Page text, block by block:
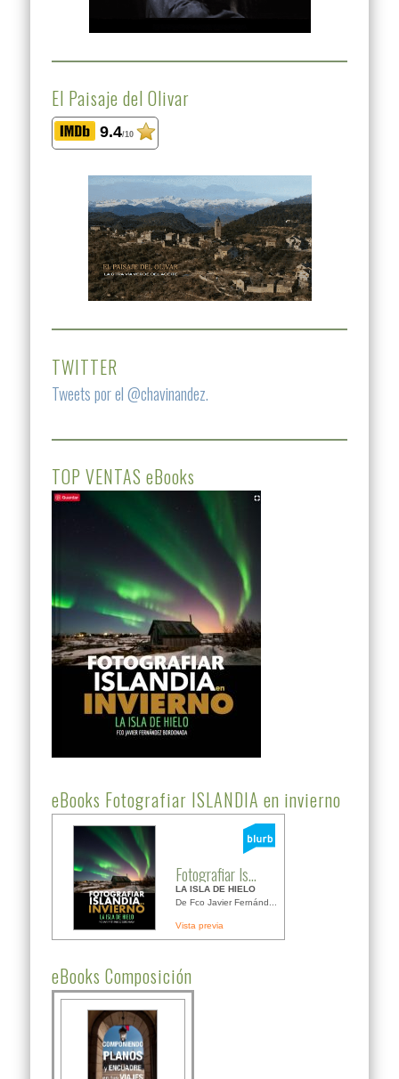
El Paisaje del Olivar
9.4/10
TWITTER
Tweets por el @chavinandez.
TOP VENTAS eBooks
eBooks Fotografiar ISLANDIA en invierno
Fotografiar Is...
LA ISLA DE HIELO
De Fco Javier Fernánd...
Vista previa
eBooks Composición